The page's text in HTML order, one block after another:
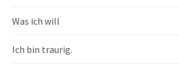
Was ich will
Ich bin traurig.